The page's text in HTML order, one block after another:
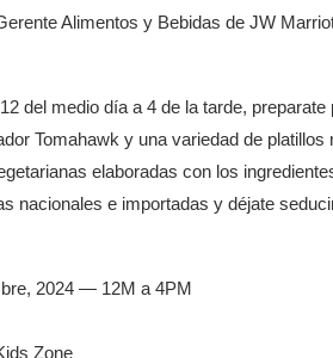
Alimentos y Bebidas de JW
del medio día a 4 de la tarde,
Tomahawk y una variedad de
elaboradas con los
nacionales e importadas y déjate
2024 — 12M a 4PM
Zone